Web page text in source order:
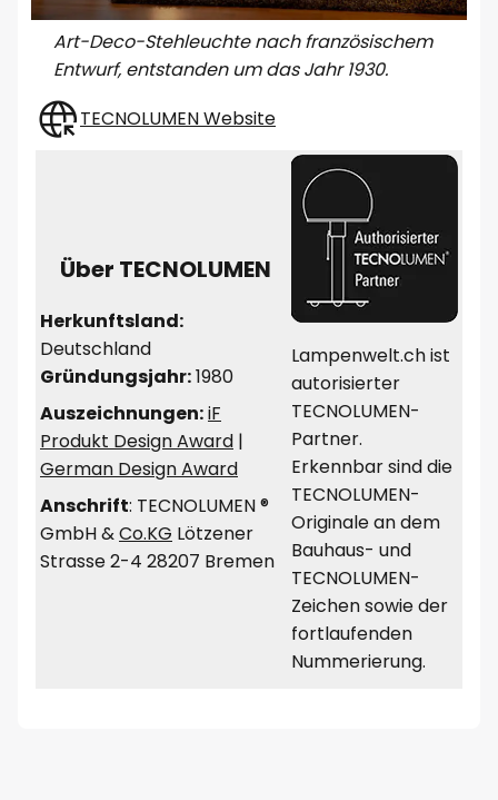
Art-Deco-Stehleuchte nach französischem
Entwurf, entstanden um das Jahr 1930.
TECNOLUMEN Website
Über TECNOLUMEN
Herkunftsland:
Deutschland
Gründungsjahr:1980
Auszeichnungen:iF
Produkt Design Award |
German Design Award
Anschrift: TECNOLUMEN ®
GmbH &Co.KG Lötzener
Strasse 2-4 28207 Bremen
Lampenwelt.ch ist
autorisierter
TECNOLUMEN-
Partner.
Erkennbar sind die
TECNOLUMEN-
Originale an dem
Bauhaus- und
TECNOLUMEN-
Zeichen sowie der
fortlaufenden
Nummerierung.